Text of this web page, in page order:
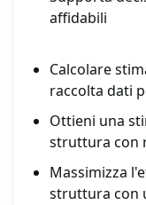
affidabili
Calcolare
raccolta dati
Ottieni una
struttura con
Massimizza
struttura con